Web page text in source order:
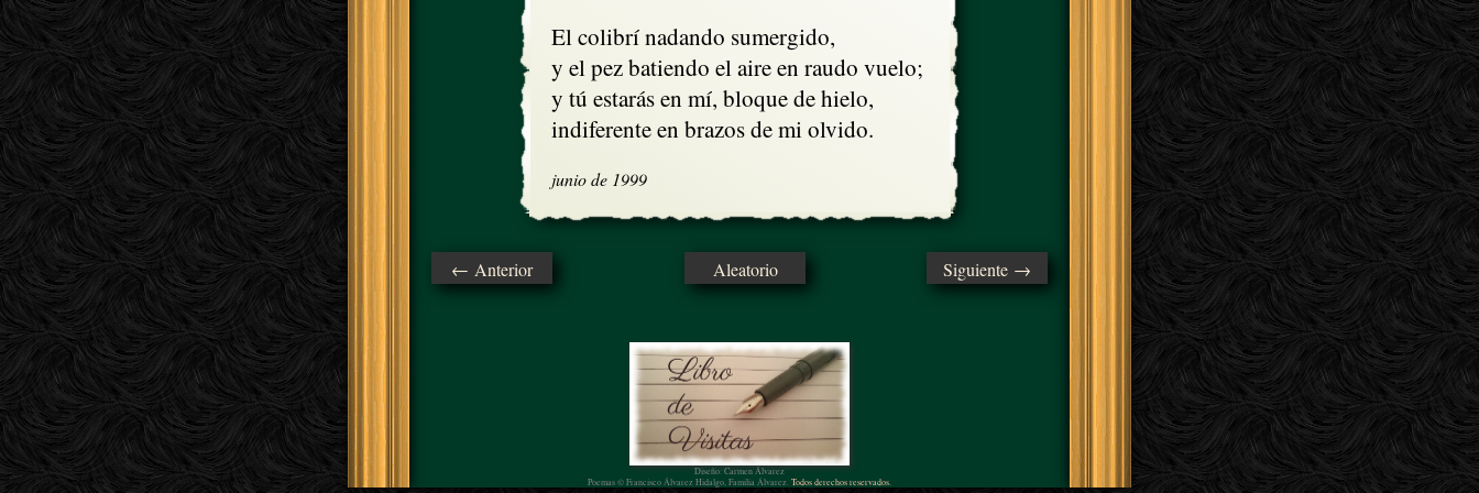
El colibrí nadando sumergido,
y el pez batiendo el aire en raudo vuelo;
y tú estarás en mí, bloque de hielo,
indiferente en brazos de mi olvido.
junio de 1999
← Anterior Aleatorio Siguiente →
Diseño: Carmen Álvarez
Poemas © Francisco Álvarez Hidalgo, Familia Álvarez. Todos derechos reservados.